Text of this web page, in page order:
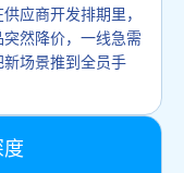
应商开发排期里，
然降价，一线急需
场景推到全员手